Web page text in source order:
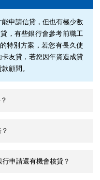
申請信貸，但也有極少數
，有些銀行會參考前職工
特別方案，若您有長久使
友貸，若您因年資造成貸
顧問。
申請還有機會核貸？